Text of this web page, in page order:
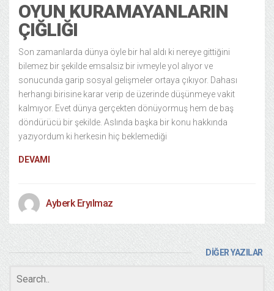
OYUN KURAMAYANLARIN
ÇIĞLIĞI
Son zamanlarda dünya öyle bir hal aldı ki nereye gittiğini
bilemez bir şekilde emsalsiz bir ivmeyle yol alıyor ve
sonucunda garip sosyal gelişmeler ortaya çıkıyor. Dahası
herhangi birisine karar verip de üzerinde düşünmeye vakit
kalmıyor. Evet dünya gerçekten dönüyormuş hem de baş
döndürücü bir şekilde. Aslında başka bir konu hakkında
yazıyordum ki herkesin hiç beklemediği
DEVAMI
Ayberk Eryılmaz
DİĞER YAZILAR